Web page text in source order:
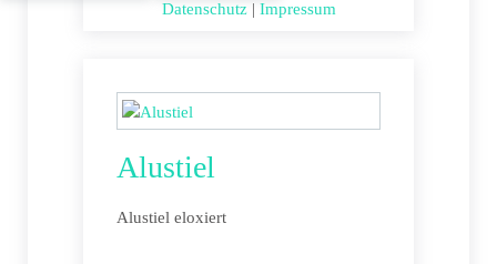
Alustiel
Alustiel eloxiert
Datenschutz| Impressum